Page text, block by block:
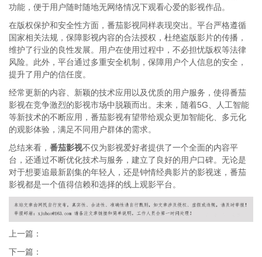
功能，便于用户随时随地无网络情况下观看心爱的影视作品。
在版权保护和安全性方面，番茄影视同样表现突出。平台严格遵循
国家相关法规，保障影视内容的合法授权，杜绝盗版影片的传播，
维护了行业的良性发展。用户在使用过程中，不必担忧版权等法律
风险。此外，平台通过多重安全机制，保障用户个人信息的安全，
提升了用户的信任度。
经常更新的内容、新颖的技术应用以及优质的用户服务，使得番茄
影视在竞争激烈的影视市场中脱颖而出。未来，随着5G、人工智能
等新技术的不断应用，番茄影视有望带给观众更加智能化、多元化
的观影体验，满足不同用户群体的需求。
总结来看， 番茄影视不仅为影视爱好者提供了一个全面的内容平
台，还通过不断优化技术与服务，建立了良好的用户口碑。无论是
对于想要追最新剧集的年轻人，还是钟情经典影片的影视迷，番茄
影视都是一个值得信赖和选择的线上观影平台。
上一篇：
下一篇：